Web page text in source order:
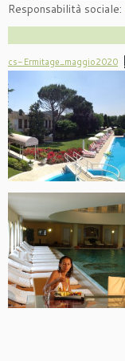
Responsabilità sociale:
cs-Ermitage_maggio2020